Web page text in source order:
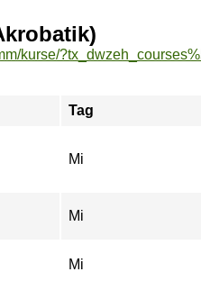
Tag
Mi
Mi
Mi